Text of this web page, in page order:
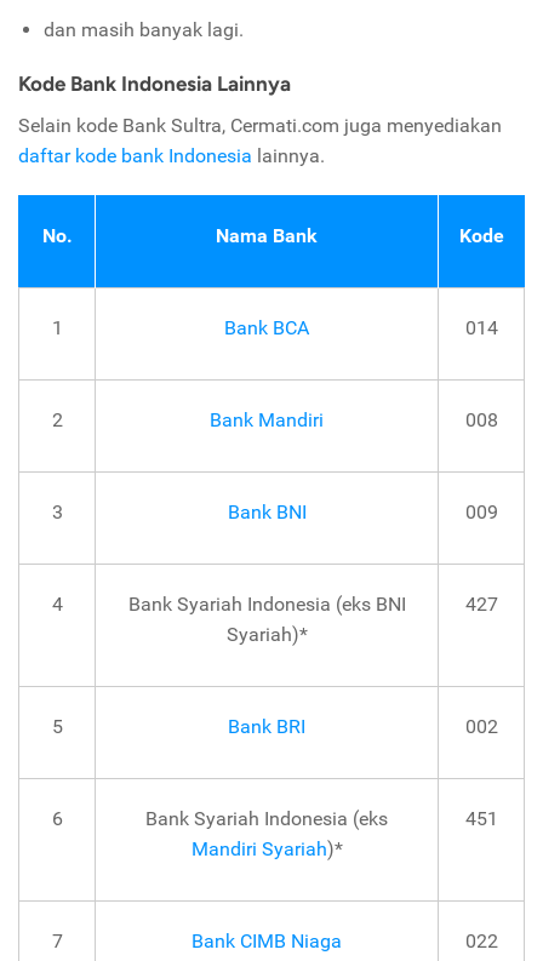
dan masih banyak lagi.
Kode Bank Indonesia Lainnya
Selain kode Bank Sultra, Cermati.com juga menyediakan
daftar kode bank Indonesia lainnya.
No. Nama Bank Kode
1 Bank BCA 014
2 Bank Mandiri 008
3 Bank BNI 009
4
Bank Syariah Indonesia (eks BNI
Syariah)*
427
5 Bank BRI 002
6
Bank Syariah Indonesia (eks
Mandiri Syariah)*
451
7 Bank CIMB Niaga 022